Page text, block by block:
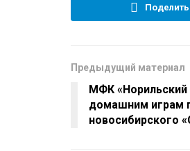
Предыдущий материал
МФК «Норильский
домашним играм
новосибирского